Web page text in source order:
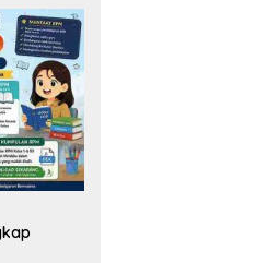
Materi Kelas 1 SD
1 dan 2 Lengkap